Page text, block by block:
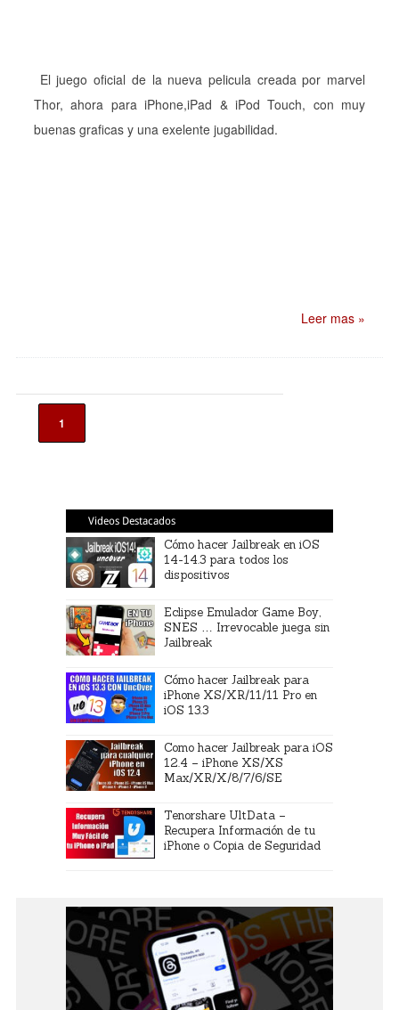
El juego oficial de la nueva pelicula creada por marvel
Thor, ahora para iPhone,iPad & iPod Touch, con muy
buenas graficas y una exelente jugabilidad.
Leer mas »
1
Videos Destacados
Cómo hacer Jailbreak en iOS
14-14.3 para todos los
dispositivos
Eclipse Emulador Game Boy,
SNES … Irrevocable juega sin
Jailbreak
Cómo hacer Jailbreak para
iPhone XS/XR/11/11 Pro en
iOS 13.3
Como hacer Jailbreak para iOS
12.4 – iPhone XS/XS
Max/XR/X/8/7/6/SE
Tenorshare UltData –
Recupera Información de tu
iPhone o Copia de Seguridad